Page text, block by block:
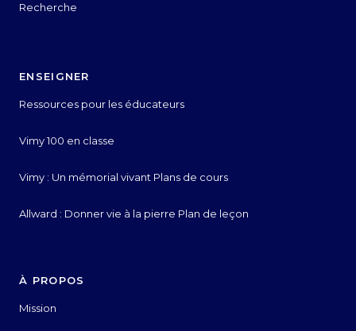
Recherche
ENSEIGNER
Ressources pour les éducateurs
Vimy 100 en classe
Vimy : Un mémorial vivant Plans de cours
Allward : Donner vie à la pierre Plan de leçon
À PROPOS
Mission